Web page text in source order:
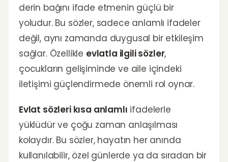
derin bağını ifade etmenin güçlü bir
yoludur. Bu sözler, sadece anlamlı ifadeler
değil, aynı zamanda duygusal bir etkileşim
sağlar. Özellikle evlatla ilgili sözler,
çocukların gelişiminde ve aile içindeki
iletişimi güçlendirmede önemli rol oynar.
Evlat sözleri kısa anlamlı ifadelerle
yüklüdür ve çoğu zaman anlaşılması
kolaydır. Bu sözler, hayatın her anında
kullanılabilir, özel günlerde ya da sıradan bir